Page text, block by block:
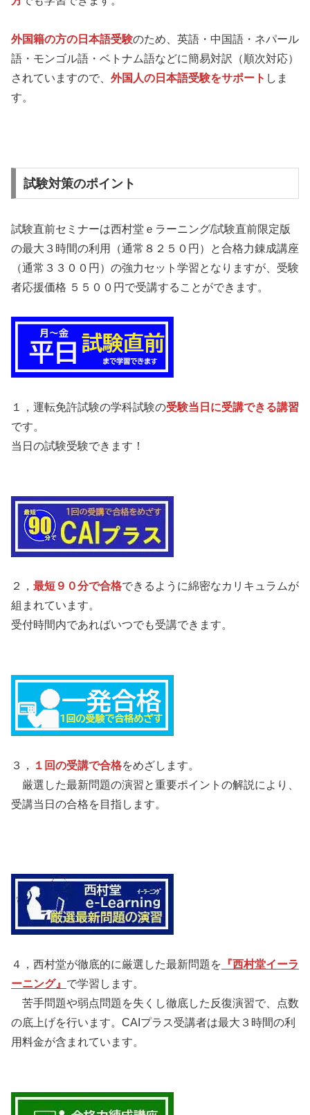
外国籍の方の日本語受験のため、英語・中国語・ネパール
語・モンゴル語・ベトナム語などに簡易対訳（順次対応）
されていますので、 外国人の日本語受験をサポート しま
す。
試験対策のポイント
試験直前セミナーは西村堂ｅラーニング/試験直前限定版
の最大３時間の利用（通常８２５０円）と合格力錬成講座
（通常３３００円）の強力セット学習となりますが、受験
者応援価格 ５５００円で受講することができます。
１，運転免許試験の学科試験の受験当日に受講できる講習
です。
当日の試験受験できます！
２， 最短９０分で合格できるように綿密なカリキュラムが
組まれています。
受付時間内であればいつでも受講できます。
３， １回の受講で合格をめざします。
厳選した最新問題の演習と重要ポイントの解説により、
受講当日の合格を目指します。
４，西村堂が徹底的に厳選した最新問題を 『西村堂イーラ
ーニング』 で学習します。
苦手問題や弱点問題を失くし徹底した反復演習で、点数
の底上げを行います。CAIプラス受講者は最大３時間の利
用料金が含まれています。